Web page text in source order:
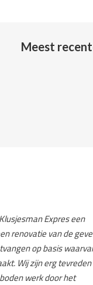
Meest
Expres een
renovatie van de
op basis
Wij zijn erg tevreden
werk door het